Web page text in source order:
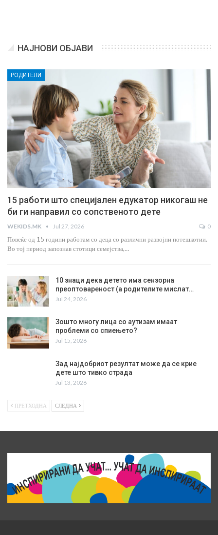
НАЈНОВИ ОБЈАВИ
РОДИТЕЛИ
15 работи што специјален едукатор никогаш не
би ги направил со сопственото дете
WEKIDS.MK Jul 27, 2026 0
Повеќе од 15 години работам со деца со различни развојни потешкотии.
Во тој период запознав стотици семејства,…
10 знаци дека детето има сензорна
преоптовареност (а родителите мислат…
Jul 24, 2026
Зошто многу лица со аутизам имаат
проблеми со спиењето?
Jul 15, 2026
Зад најдобриот резултат може да се крие
дете што тивко страда
Jul 13, 2026
ПРЕТХОДНА СЛЕДНА